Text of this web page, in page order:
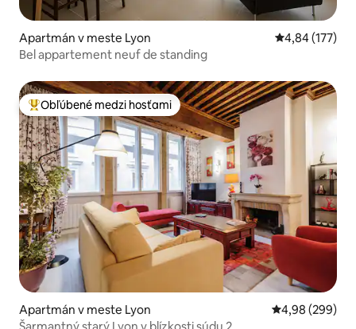
Apartmán v meste Lyon Priemerné
4,84 (177)
Bel appartement neuf de standing
Najobľúbenejšie medzi hosťami
Obľúbené medzi hosťami
Apartmán v meste Lyon Priemerné
4,98 (299)
Šarmantný starý Lyon v blízkosti súdu 2